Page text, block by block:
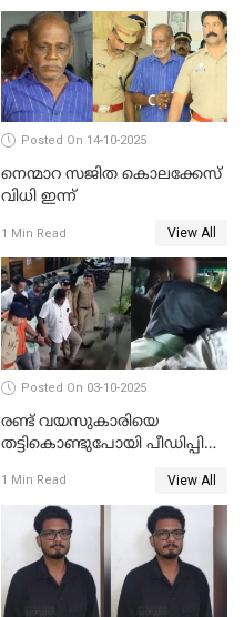
Posted On 14-10-2025
നെന്മാറ സജിത കൊലക്കേസ്
വിധി ഇന്ന്
1 Min Read View All
Posted On 03-10-2025
രണ്ട് വയസുകാരിയെ
തട്ടികൊണ്ടുപോയി പീഡിപ്പിച്ച
തടവ്
1 Min Read View All